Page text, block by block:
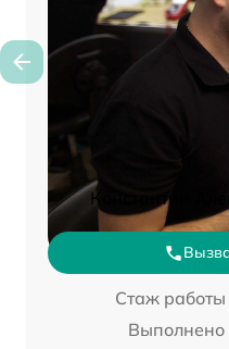
Константин
Стаж работы
Выполнено